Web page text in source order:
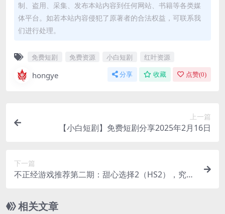
制、盗用、采集、发布本站内容到任何网站、书籍等各类媒
体平台。如若本站内容侵犯了原著者的合法权益，可联系我
们进行处理。
免费短剧 免费资源 小白短剧 红叶资源
hongye 分享 收藏 点赞(0)
上一篇
【小白短剧】免费短剧分享2025年2月16日
下一篇
不正经游戏推荐第二期：甜心选择2（HS2），究极
相关文章